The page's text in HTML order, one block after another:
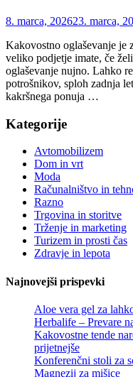
8. marca, 202623. marca,
Kakovostno oglaševanje je
veliko podjetje imate, če
oglaševanje nujno. Lahko
potrošnikov, sploh zadnja
kakršnega ponuja …
Kategorije
Avtomobilizem
Dom in vrt
Moda
Računalništvo in
Razno
Trgovina in storitve
Trženje in marketing
Turizem in prosti čas
Zdravje in lepota
Najnovejši prispevki
Aloe vera gel za
Herbalife – Prevare
Kakovostne tende
prijetnejše
Konferenčni stoli za
Magnezij za mišice